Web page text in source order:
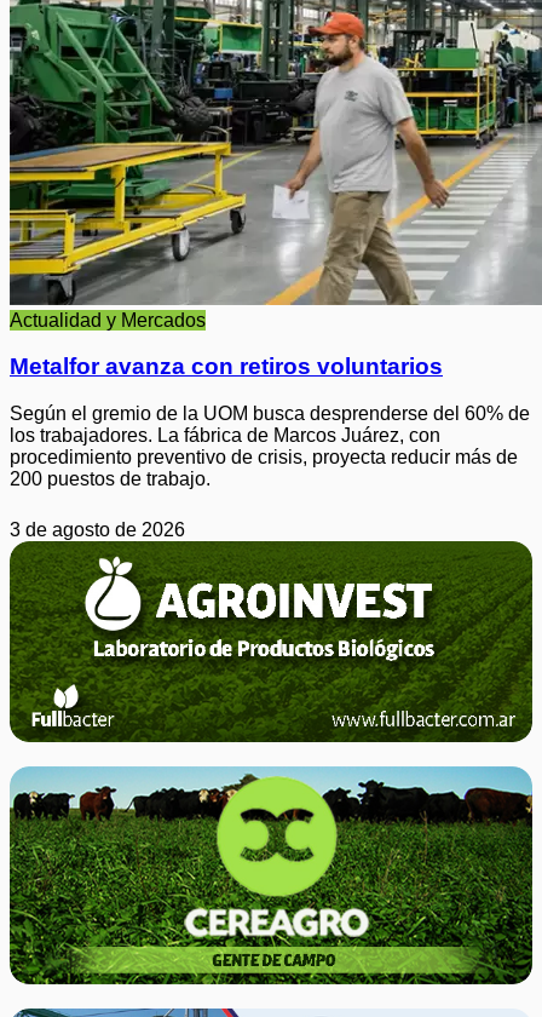
Actualidad y Mercados
Metalfor avanza con retiros voluntarios
Según el gremio de la UOM busca desprenderse del 60% de
los trabajadores. La fábrica de Marcos Juárez, con
procedimiento preventivo de crisis, proyecta reducir más de
200 puestos de trabajo.
3 de agosto de 2026